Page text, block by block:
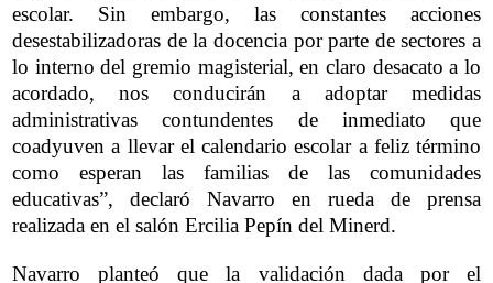
escolar. Sin embargo, las constantes acciones
desestabilizadoras de la docencia por parte de sectores a
lo interno del gremio magisterial, en claro desacato a lo
acordado, nos conducirán a adoptar medidas
administrativas contundentes de inmediato que
coadyuven a llevar el calendario escolar a feliz término
como esperan las familias de las comunidades
educativas”, declaró Navarro en rueda de prensa
realizada en el salón Ercilia Pepín del Minerd.
Navarro planteó que la validación dada por el